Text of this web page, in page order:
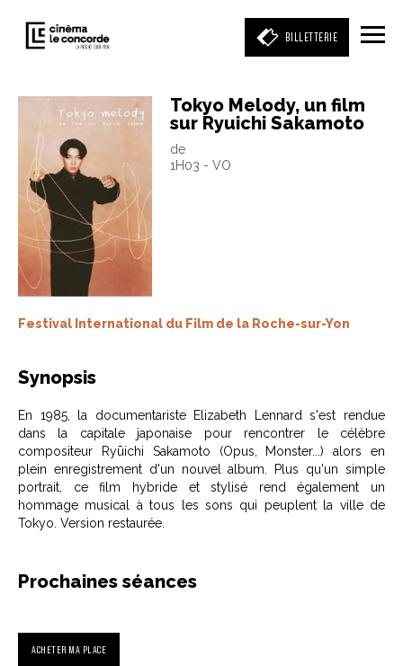
BILLETTERIE
Entrez votre mot clé
(film, réalisateur, acteur, événement)
Tokyo Melody, un film
sur Ryuichi Sakamoto
de
1H03 - VO
Festival International du Film de la Roche-sur-Yon
Synopsis
En 1985, la documentariste Elizabeth Lennard s'est rendue
dans la capitale japonaise pour rencontrer le célèbre
compositeur Ryūichi Sakamoto (Opus, Monster...) alors en
plein enregistrement d'un nouvel album. Plus qu'un simple
portrait, ce film hybride et stylisé rend également un
hommage musical à tous les sons qui peuplent la ville de
Tokyo. Version restaurée.
Prochaines séances
ACHETER MA PLACE